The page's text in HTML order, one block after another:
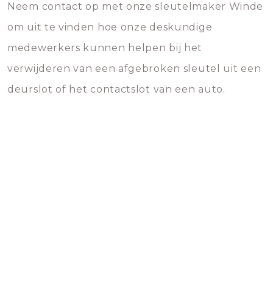
Neem contact op met onze sleutelmaker Winde
om uit te vinden hoe onze deskundige
medewerkers kunnen helpen bij het
verwijderen van een afgebroken sleutel uit een
deurslot of het contactslot van een auto.